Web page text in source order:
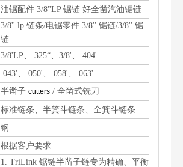
油锯配件 3/8''LP 锯链 好全凿汽油锯链
3/8'' lp 链条/电锯零件 3/8'' 锯链/3/8'' 锯
链
3/8'LP、.325“、3/8'、.404'
.043'、.050'、.058'、.063'
半凿子 cutters / 全凿式铣刀
标准链条、半箕斗链条、全箕斗链条
钢
根据客户要求
1. TriLink 锯链半凿子链专为精确、平衡